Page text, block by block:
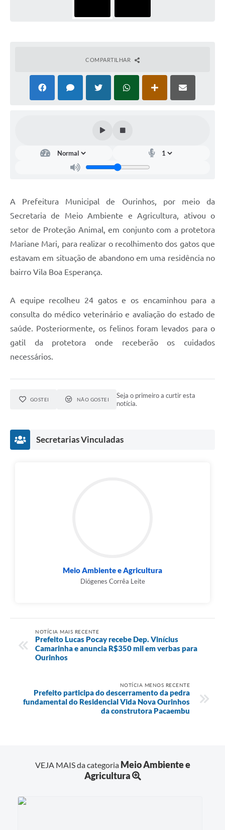
COMPARTILHAR
A Prefeitura Municipal de Ourinhos, por meio da
Secretaria de Meio Ambiente e Agricultura, ativou o
setor de Proteção Animal, em conjunto com a protetora
Mariane Mari, para realizar o recolhimento dos gatos que
estavam em situação de abandono em uma residência no
bairro Vila Boa Esperança.
A equipe recolheu 24 gatos e os encaminhou para a
consulta do médico veterinário e avaliação do estado de
saúde. Posteriormente, os felinos foram levados para o
gatil da protetora onde receberão os cuidados
necessários.
GOSTEI NÃO GOSTEI
Seja o primeiro a curtir esta
notícia.
Secretarias Vinculadas
Meio Ambiente e Agricultura
Diógenes Corrêa Leite
NOTÍCIA MAIS RECENTE
Prefeito Lucas Pocay recebe Dep. Vinícius
Camarinha e anuncia R$350 mil em verbas para
Ourinhos
NOTÍCIA MENOS RECENTE
Prefeito participa do descerramento da pedra
fundamental do Residencial Vida Nova Ourinhos
da construtora Pacaembu
VEJA MAIS da categoria Meio Ambiente e
Agricultura